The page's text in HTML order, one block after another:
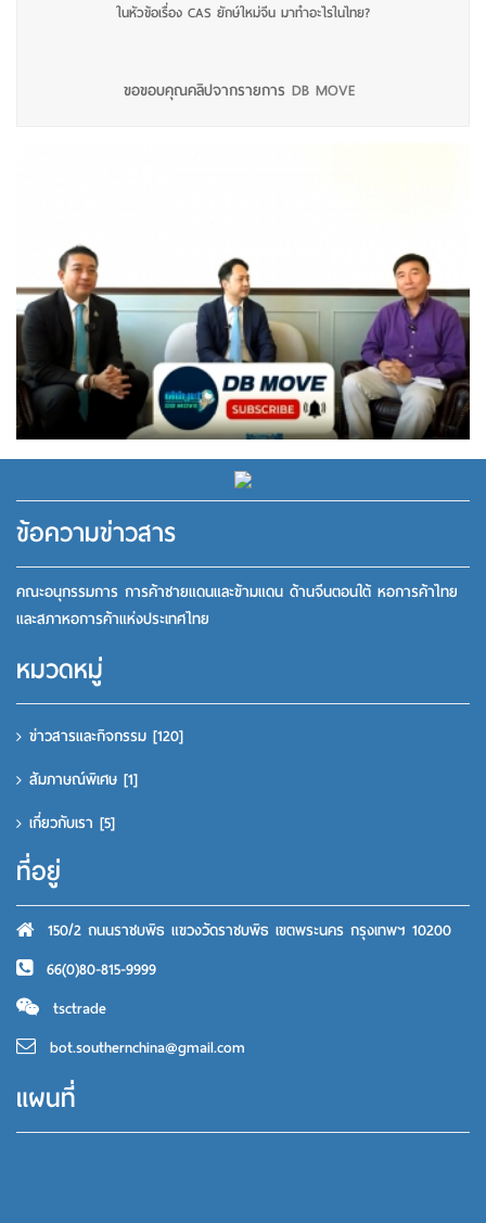
ในหัวข้อเรื่อง CAS ยักษ์ใหม่จีน มาทำอะไรในไทย?
ขอขอบคุณคลิปจากรายการ DB MOVE
ข้อความข่าวสาร
คณะอนุกรรมการ การค้าชายแดนและข้ามแดน ด้านจีนตอนใต้ หอการค้าไทย
และสภาหอการค้าแห่งประเทศไทย
หมวดหมู่
ข่าวสารและกิจกรรม [120]
สัมภาษณ์พิเศษ [1]
เกี่ยวกับเรา [5]
ที่อยู่
150/2 ถนนราชบพิธ แขวงวัดราชบพิธ เขตพระนคร กรุงเทพฯ 10200
66(0)80-815-9999
tsctrade
bot.southernchina@gmail.com
แผนที่